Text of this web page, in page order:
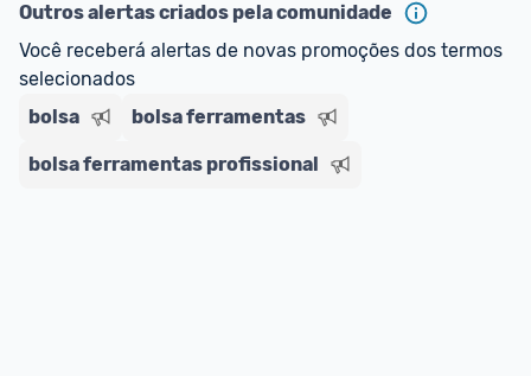
Outros alertas criados pela comunidade
Você receberá alertas de novas promoções dos termos
selecionados
bolsa
bolsa ferramentas
bolsa ferramentas profissional